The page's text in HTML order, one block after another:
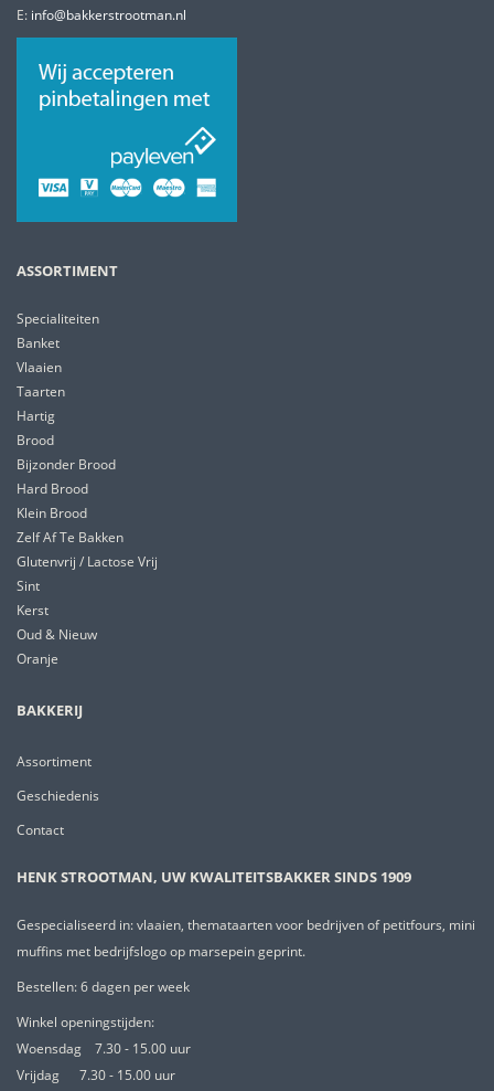
E: info@bakkerstrootman.nl
ASSORTIMENT
Specialiteiten
Banket
Vlaaien
Taarten
Hartig
Brood
Bijzonder Brood
Hard Brood
Klein Brood
Zelf Af Te Bakken
Glutenvrij / Lactose Vrij
Sint
Kerst
Oud & Nieuw
Oranje
BAKKERIJ
Assortiment
Geschiedenis
Contact
HENK STROOTMAN, UW KWALITEITSBAKKER SINDS 1909
Gespecialiseerd in: vlaaien, themataarten voor bedrijven of petitfours, mini
muffins met bedrijfslogo op marsepein geprint.
Bestellen: 6 dagen per week
Winkel openingstijden:
Woensdag 7.30 - 15.00 uur
Vrijdag 7.30 - 15.00 uur